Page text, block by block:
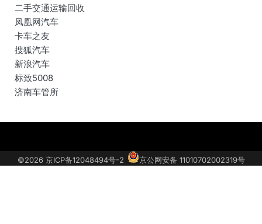
二手交通运输回收
凤凰网汽车
卡车之友
搜狐汽车
新浪汽车
标致5008
济南车管所
于
我
车
投
系
我
取
车
©2026 京ICP备12048494号-2 京公网安备 11010702002319号